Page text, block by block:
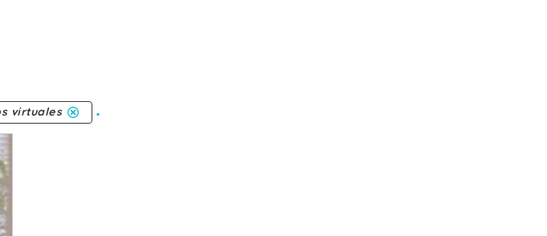
virtuales .